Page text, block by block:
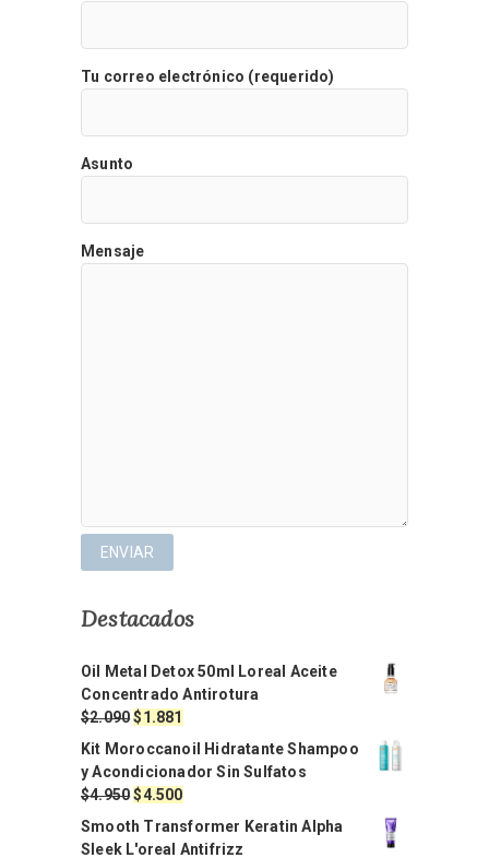
Tu correo electrónico (requerido)
Asunto
Mensaje
Destacados
Oil Metal Detox 50ml Loreal Aceite
Concentrado Antirotura
$2.090El
original
era:
$2.090.
$1.881
precio
actual
es:
$1.881.
Kit Moroccanoil Hidratante Shampoo
y Acondicionador Sin Sulfatos
$4.950El
precio
original
$4.500El
precio
actual
Smooth Transformer Keratin Alpha
Sleek L'oreal Antifrizz